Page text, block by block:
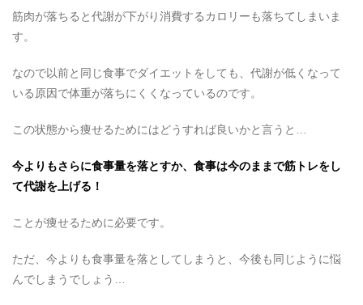
筋肉が落ちると代謝が下がり消費するカロリーも落ちてしまいま
す。
なので以前と同じ食事でダイエットをしても、代謝が低くなって
いる原因で体重が落ちにくくなっているのです。
この状態から痩せるためにはどうすれば良いかと言うと…
今よりもさらに食事量を落とすか、食事は今のままで筋トレをし
て代謝を上げる！
ことが痩せるために必要です。
ただ、今よりも食事量を落としてしまうと、今後も同じように悩
んでしまうでしょう…